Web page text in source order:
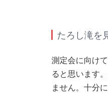
たろし滝を
測定会に向け
ると思います
ません。十分